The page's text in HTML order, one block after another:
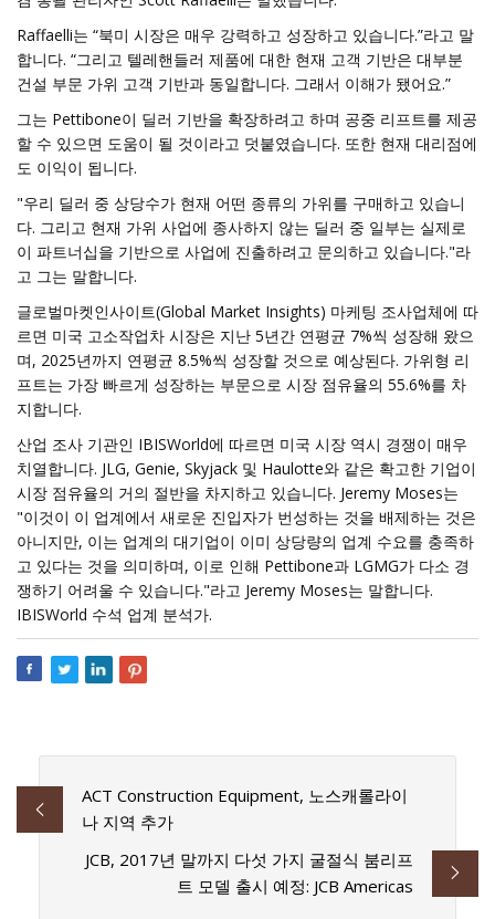
Raffaelli는 “북미 시장은 매우 강력하고 성장하고 있습니다.”라고 말
합니다. “그리고 텔레핸들러 제품에 대한 현재 고객 기반은 대부분
건설 부문 가위 고객 기반과 동일합니다. 그래서 이해가 됐어요.”
그는 Pettibone이 딜러 기반을 확장하려고 하며 공중 리프트를 제공
할 수 있으면 도움이 될 것이라고 덧붙였습니다. 또한 현재 대리점에
도 이익이 됩니다.
"우리 딜러 중 상당수가 현재 어떤 종류의 가위를 구매하고 있습니
다. 그리고 현재 가위 사업에 종사하지 않는 딜러 중 일부는 실제로
이 파트너십을 기반으로 사업에 진출하려고 문의하고 있습니다."라
고 그는 말합니다.
글로벌마켓인사이트(Global Market Insights) 마케팅 조사업체에 따
르면 미국 고소작업차 시장은 지난 5년간 연평균 7%씩 성장해 왔으
며, 2025년까지 연평균 8.5%씩 성장할 것으로 예상된다. 가위형 리
프트는 가장 빠르게 성장하는 부문으로 시장 점유율의 55.6%를 차
지합니다.
산업 조사 기관인 IBISWorld에 따르면 미국 시장 역시 경쟁이 매우
치열합니다. JLG, Genie, Skyjack 및 Haulotte와 같은 확고한 기업이
시장 점유율의 거의 절반을 차지하고 있습니다. Jeremy Moses는
"이것이 이 업계에서 새로운 진입자가 번성하는 것을 배제하는 것은
아니지만, 이는 업계의 대기업이 이미 상당량의 업계 수요를 충족하
고 있다는 것을 의미하며, 이로 인해 Pettibone과 LGMG가 다소 경
쟁하기 어려울 수 있습니다."라고 Jeremy Moses는 말합니다.
IBISWorld 수석 업계 분석가.
ACT Construction Equipment, 노스캐롤라이
나 지역 추가
JCB, 2017년 말까지 다섯 가지 굴절식 붐리프
트 모델 출시 예정: JCB Americas